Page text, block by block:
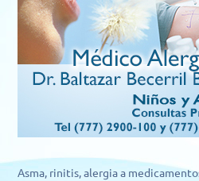
Asma, rinitis, alergia a